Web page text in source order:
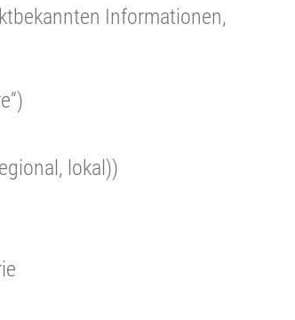
Informationen,
lokal))